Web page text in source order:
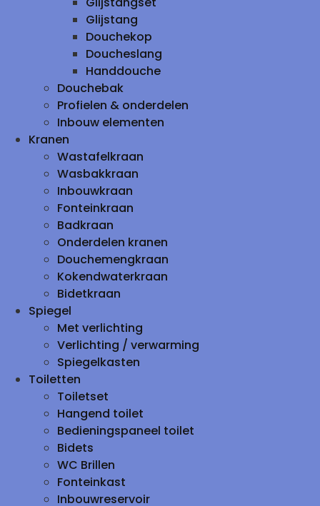
Glijstang
Douchekop
Doucheslang
Handdouche
Douchebak
Profielen & onderdelen
Inbouw elementen
Kranen
Wastafelkraan
Wasbakkraan
Inbouwkraan
Fonteinkraan
Badkraan
Onderdelen kranen
Douchemengkraan
Kokendwaterkraan
Bidetkraan
Spiegel
Met verlichting
Verlichting / verwarming
Spiegelkasten
Toiletten
Toiletset
Hangend toilet
Bedieningspaneel toilet
Bidets
WC Brillen
Fonteinkast
Inbouwreservoir